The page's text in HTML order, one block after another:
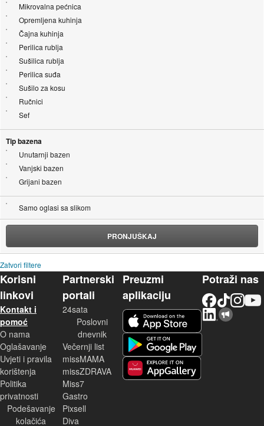
Mikrovalna pećnica
Opremljena kuhinja
Čajna kuhinja
Perilica rublja
Sušilica rublja
Perilica suđa
Sušilo za kosu
Ručnici
Sef
Tip bazena
Unutarnji bazen
Vanjski bazen
Grijani bazen
Samo oglasi sa slikom
PRONJUŠKAJ
Zatvori filtere
Korisni
linkovi
Kontakt i
pomoć
O nama
Oglašavanje
Uvjeti i pravila
korištenja
Politika
privatnosti
Podešavanje
kolačića
Partnerski
portali
24sata
Poslovni
dnevnik
Večernji list
missMAMA
missZDRAVA
Miss7
Gastro
Pixsell
Diva
Preuzmi
aplikaciju
Potraži nas